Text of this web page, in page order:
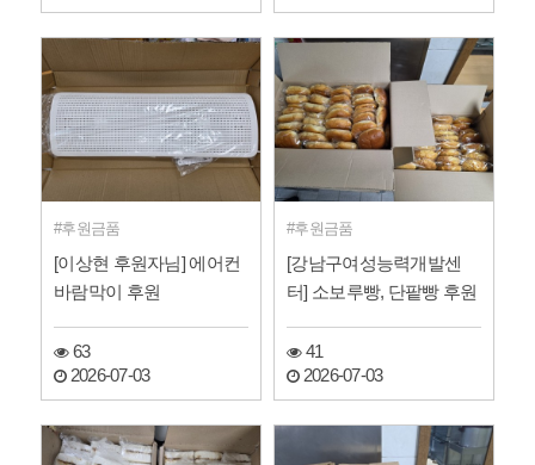
후원금품
[이상현 후원자님] 에어컨
바람막이 후원
63
2026-07-03
후원금품
[강남구여성능력개발센
터] 소보루빵, 단팥빵 후원
41
2026-07-03